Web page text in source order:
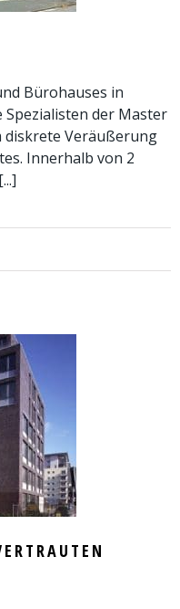
Bürohauses in
Spezialisten der Master
diskrete Veräußerung
Innerhalb von 2